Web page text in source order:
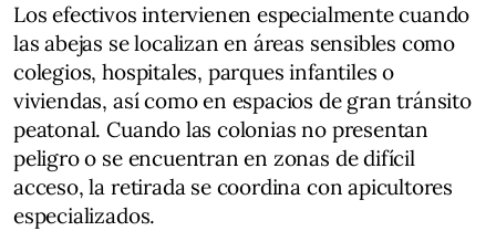
Los efectivos intervienen especialmente cuando
las abejas se localizan en áreas sensibles como
colegios, hospitales, parques infantiles o
viviendas, así como en espacios de gran tránsito
peatonal. Cuando las colonias no presentan
peligro o se encuentran en zonas de difícil
acceso, la retirada se coordina con apicultores
especializados.